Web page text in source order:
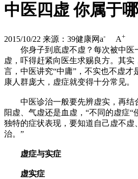
中医四虚 你属于
2015/10/22 来源：39健康网a- A+
你身子到底虚不虚？每次被中医
虚，吓得赶紧向医生求赐良方。其
言，中医讲究“中庸”，不实也不虚才
康人群庞大，虚症就变得十分常见。
中医诊治一般要先辨虚实，再结
阳虚、气虚还是血虚，“不同的虚症“
独特的症状表现，要知道自己虚不虚
治。”
虚症与实症
虚实症